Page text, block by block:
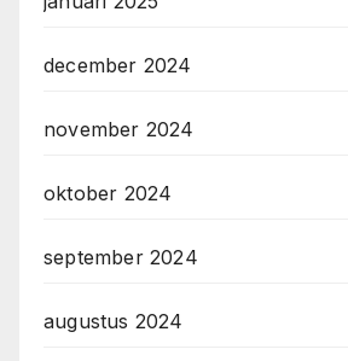
december 2024
november 2024
oktober 2024
september 2024
augustus 2024